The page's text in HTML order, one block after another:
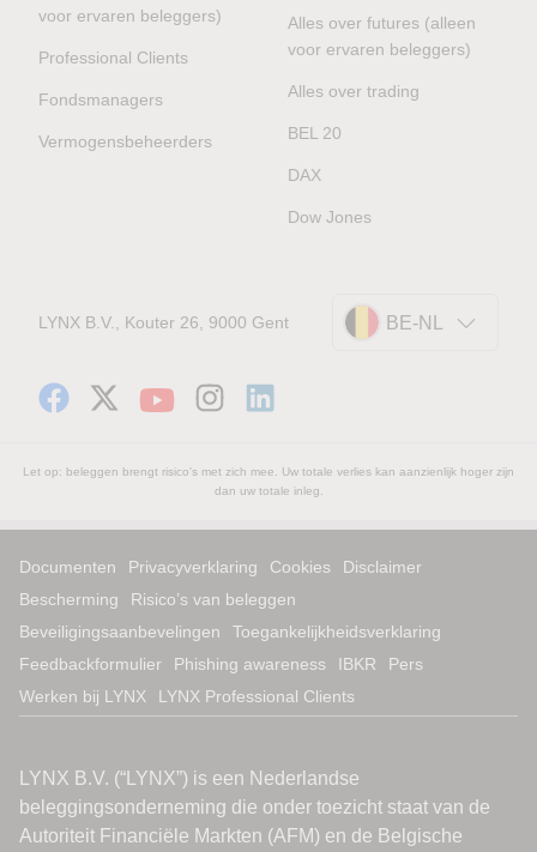
voor ervaren beleggers)
Professional Clients
Fondsmanagers
Vermogensbeheerders
Alles over futures (alleen
voor ervaren beleggers)
Alles over trading
BEL 20
DAX
Dow Jones
LYNX B.V., Kouter 26, 9000 Gent BE-NL
Let op: beleggen brengt risico's met zich mee. Uw totale verlies kan aanzienlijk hoger zijn
dan uw totale inleg.
Documenten Privacyverklaring Cookies
Disclaimer
Bescherming
Risico’s van beleggen
Beveiligingsaanbevelingen
Toegankelijkheidsverklaring
Feedbackformulier
Phishing awareness IBKR
Pers
Werken bij LYNX
LYNX Professional Clients